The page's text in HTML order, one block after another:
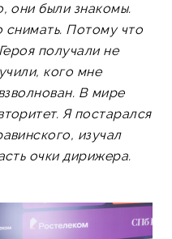
они были знакомы.
снимать. Потому что
получали не
кого мне
В мире
Я постарался
изучал
очки дирижера.